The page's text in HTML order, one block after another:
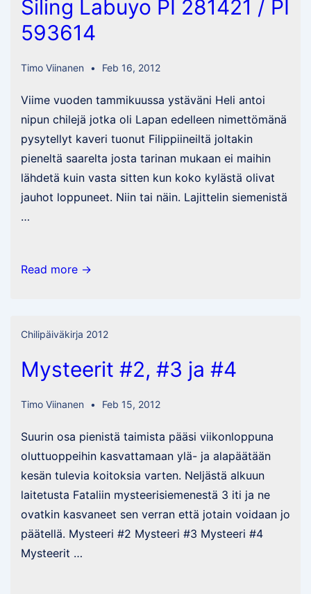
Siling Labuyo PI 281421 / PI
593614
Timo Viinanen Feb 16, 2012
Viime vuoden tammikuussa ystäväni Heli antoi
nipun chilejä jotka oli Lapan edelleen nimettömänä
pysytellyt kaveri tuonut Filippiineiltä joltakin
pieneltä saarelta josta tarinan mukaan ei maihin
lähdetä kuin vasta sitten kun koko kylästä olivat
jauhot loppuneet. Niin tai näin. Lajittelin siemenistä
…
Siling
PI
593614
Read more →
Chilipäiväkirja 2012
Mysteerit #2, #3 ja #4
Timo Viinanen Feb 15, 2012
Suurin osa pienistä taimista pääsi viikonloppuna
oluttuoppeihin kasvattamaan ylä- ja alapäätään
kesän tulevia koitoksia varten. Neljästä alkuun
laitetusta Fataliin mysteerisiemenestä 3 iti ja ne
ovatkin kasvaneet sen verran että jotain voidaan jo
päätellä. Mysteeri #2 Mysteeri #3 Mysteeri #4
Mysteerit …